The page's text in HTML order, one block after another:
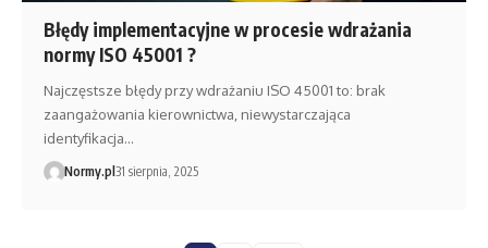
Błędy implementacyjne w procesie wdrażania
normy ISO 45001 ?
Najczęstsze błędy przy wdrażaniu ISO 45001 to: brak
zaangażowania kierownictwa, niewystarczająca
identyfikacja…
Normy.pl31 sierpnia, 2025